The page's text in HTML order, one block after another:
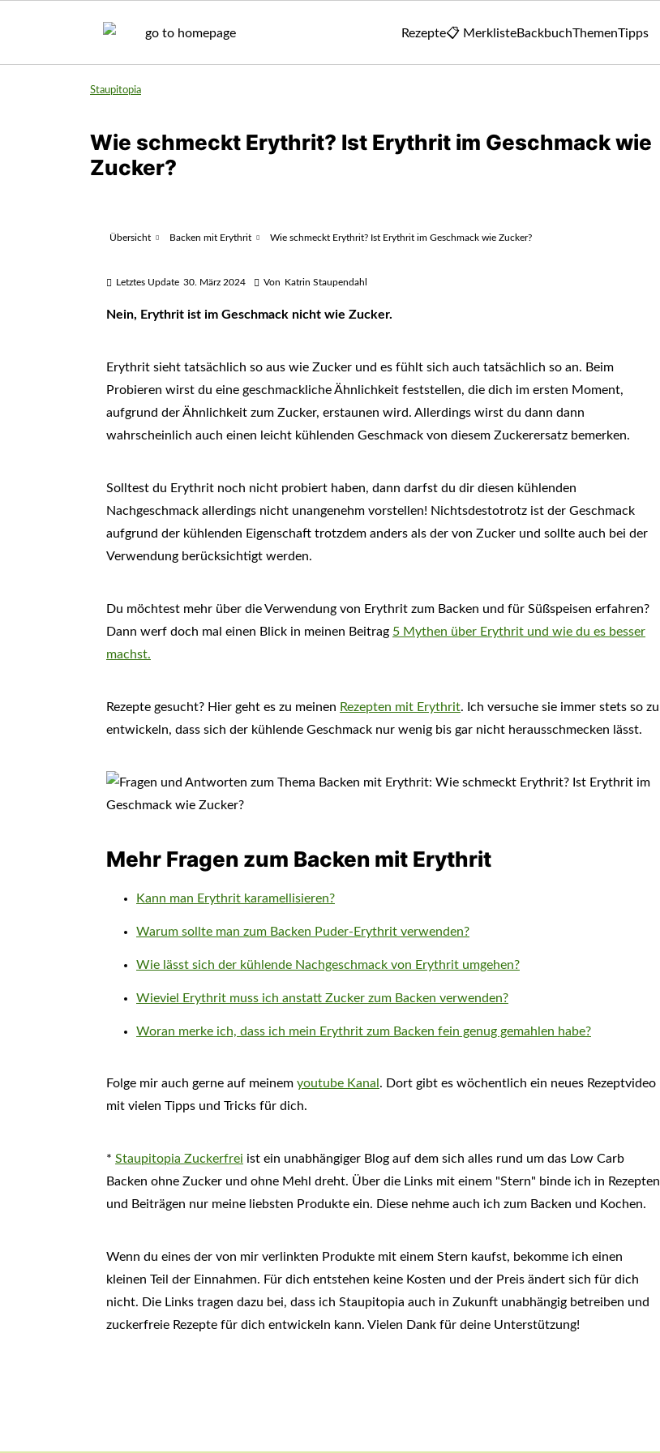
Rezepte📋 MerklisteBackbuchThemenTipps
Staupitopia
Wie schmeckt Erythrit? Ist Erythrit im Geschmack wie
Zucker?
Übersicht Backen mit Erythrit Wie schmeckt Erythrit? Ist Erythrit im Geschmack wie Zucker?
Letztes Update 30. März 2024 Von Katrin Staupendahl
Nein, Erythrit ist im Geschmack nicht wie Zucker.
Erythrit sieht tatsächlich so aus wie Zucker und es fühlt sich auch tatsächlich so an. Beim
Probieren wirst du eine geschmackliche Ähnlichkeit feststellen, die dich im ersten Moment,
aufgrund der Ähnlichkeit zum Zucker, erstaunen wird. Allerdings wirst du dann dann
wahrscheinlich auch einen leicht kühlenden Geschmack von diesem Zuckerersatz bemerken.
Solltest du Erythrit noch nicht probiert haben, dann darfst du dir diesen kühlenden
Nachgeschmack allerdings nicht unangenehm vorstellen! Nichtsdestotrotz ist der Geschmack
aufgrund der kühlenden Eigenschaft trotzdem anders als der von Zucker und sollte auch bei der
Verwendung berücksichtigt werden.
Du möchtest mehr über die Verwendung von Erythrit zum Backen und für Süßspeisen erfahren?
Dann werf doch mal einen Blick in meinen Beitrag 5 Mythen über Erythrit und wie du es besser
machst.
Rezepte gesucht? Hier geht es zu meinen Rezepten mit Erythrit. Ich versuche sie immer stets so zu
entwickeln, dass sich der kühlende Geschmack nur wenig bis gar nicht herausschmecken lässt.
Mehr Fragen zum Backen mit Erythrit
Kann man Erythrit karamellisieren?
Warum sollte man zum Backen Puder-Erythrit verwenden?
Wie lässt sich der kühlende Nachgeschmack von Erythrit umgehen?
Wieviel Erythrit muss ich anstatt Zucker zum Backen verwenden?
Woran merke ich, dass ich mein Erythrit zum Backen fein genug gemahlen habe?
Folge mir auch gerne auf meinem youtube Kanal . Dort gibt es wöchentlich ein neues Rezeptvideo
mit vielen Tipps und Tricks für dich.
* Staupitopia Zuckerfrei ist ein unabhängiger Blog auf dem sich alles rund um das Low Carb
Backen ohne Zucker und ohne Mehl dreht. Über die Links mit einem "Stern" binde ich in Rezepten
und Beiträgen nur meine liebsten Produkte ein. Diese nehme auch ich zum Backen und Kochen.
Wenn du eines der von mir verlinkten Produkte mit einem Stern kaufst, bekomme ich einen
kleinen Teil der Einnahmen. Für dich entstehen keine Kosten und der Preis ändert sich für dich
nicht. Die Links tragen dazu bei, dass ich Staupitopia auch in Zukunft unabhängig betreiben und
zuckerfreie Rezepte für dich entwickeln kann. Vielen Dank für deine Unterstützung!